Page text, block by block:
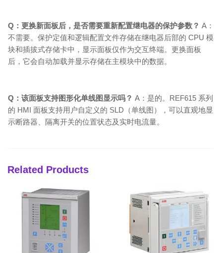
Q：更换新面板后，是否需要重新配置继电器的保护参数？ A：
不需要。保护定值和逻辑配置文件存储在继电器后部的 CPU 模
块和插拔式存储卡中，显示面板仅作为交互终端。更换面板
后，它会自动加载并显示存储在主模块中的数据。
Q：该面板支持图形化单线图显示吗？ A：是的。REF615 系列
的 HMI 面板支持用户自定义的 SLD（单线图），可以直观地显
示断路器、隔离开关的位置状态及实时电流量。
Related Products